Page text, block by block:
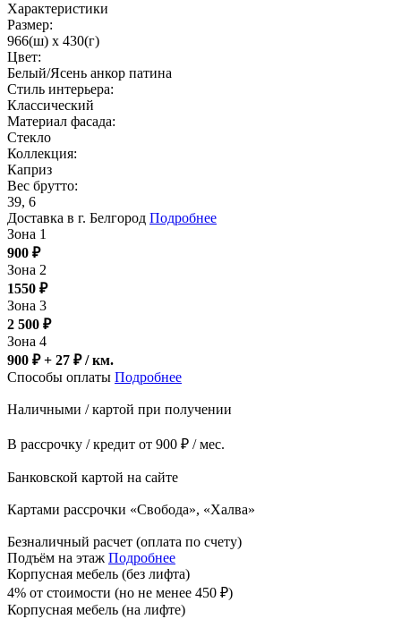
Характеристики
Размер:
966(ш) x 430(г)
Цвет:
Белый/Ясень анкор патина
Стиль интерьера:
Классический
Материал фасада:
Стекло
Коллекция:
Каприз
Вес брутто:
39, 6
Доставка в г. Белгород Подробнее
Зона 1
900 ₽
Зона 2
1550 ₽
Зона 3
2 500 ₽
Зона 4
900 ₽ + 27 ₽/ км.
Способы оплаты Подробнее
Наличными / картой при получении
В рассрочку / кредит от 900 ₽ / мес.
Банковской картой на сайте
Картами рассрочки «Свобода», «Халва»
Безналичный расчет (оплата по счету)
Подъём на этаж Подробнее
Корпусная мебель (без лифта)
4% от стоимости (но не менее 450 ₽)
Корпусная мебель (на лифте)